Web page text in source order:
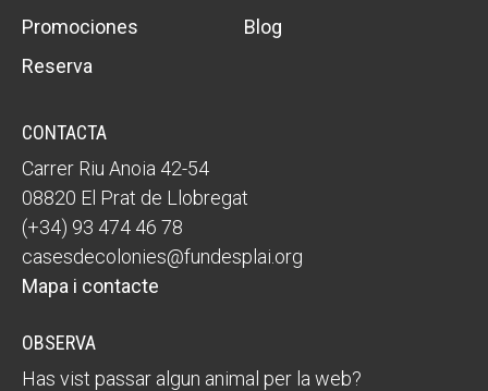
Promociones
Blog
Reserva
CONTACTA
Carrer Riu Anoia 42-54
08820 El Prat de Llobregat
(+34) 93 474 46 78
casesdecolonies@fundesplai.org
Mapa i contacte
OBSERVA
Has vist passar algun animal per la web?